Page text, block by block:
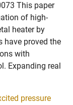
This paper
of high-
heater by
have proved the
with
Expanding real
pressure